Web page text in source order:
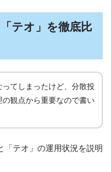
テオ」を徹底比
てしまったけど、分散投
の観点から重要なので書い
「テオ」の運用状況を説明